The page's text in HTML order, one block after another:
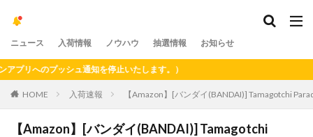
ニュース 入荷情報 ノウハウ 抽選情報 お知らせ
のプッシュ通知を停止いたします。）
HOME 入荷速報 【Amazon】[バンダイ(BANDAI)] Tamagotchi
【Amazon】[バンダイ(BANDAI)] Tamagotchi